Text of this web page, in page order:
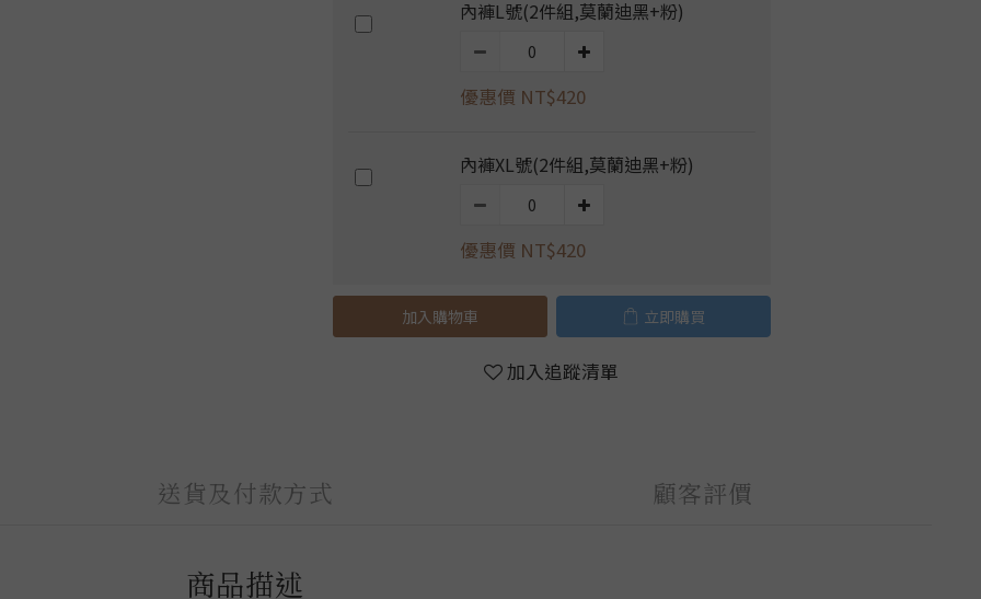
內褲L號(2件組,莫蘭迪黑+粉)
優惠價 NT$420
內褲XL號(2件組,莫蘭迪黑+粉)
優惠價 NT$420
加入購物車 立即購買
加入追蹤清單
送貨及付款方式 顧客評價
商品描述